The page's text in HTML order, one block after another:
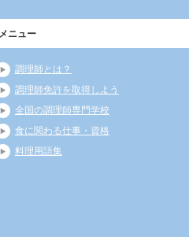
メニュー
調理師とは？
調理師免許を取得しよう
全国の調理師専門学校
食に関わる仕事・資格
料理用語集